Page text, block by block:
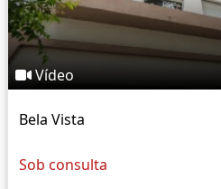
Vídeo
Bela Vista
Sob consulta